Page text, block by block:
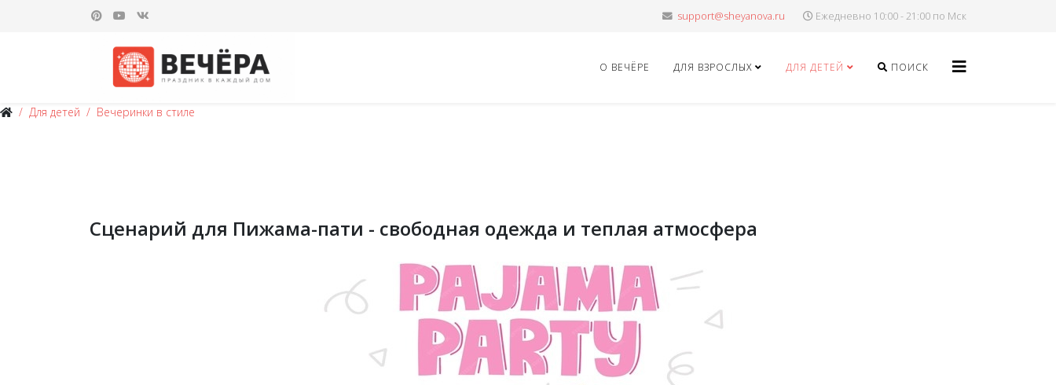
Ежедневно 10:00 - 21:00 по Мск
О ВЕЧЁРЕ ДЛЯ ВЗРОСЛЫХ ДЛЯ ДЕТЕЙ ПОИСК
Для детей Вечеринки в стиле
Сценарий для Пижама-пати - свободная одежда и теплая атмосфера